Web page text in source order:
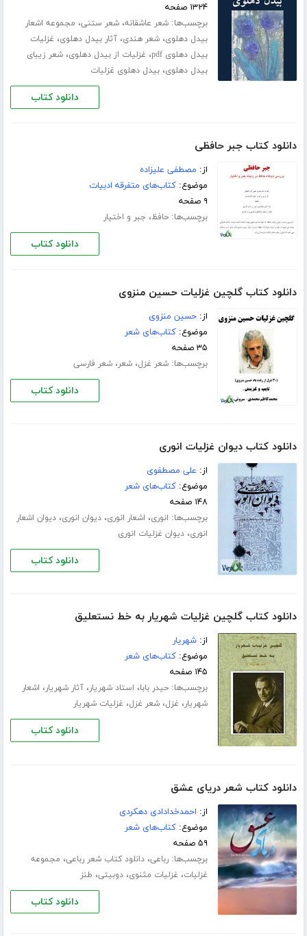
۱۳۲۴ صفحه
برچسب‌ها:شعر عاشقانه،شعر ستنی، مجموعه اشعار
بیدل دهلوی،شعر هندی،آثار بیدل دهلوی، غزلیات
بیدل دهلوی pdf
، غزلیات از بیدل دهلوی،شعر زیبای
بیدل دهلوی،بیدل دهلوی غزلیات
دانلود کتاب
دانلود کتاب جبر حافظی
از: مصطفی علیزاده
موضوع:کتاب‌های متفرقه ادبیات
۹ صفحه
برچسب‌ها:حافظ، جبر و اختیار
دانلود کتاب
دانلود کتاب گلچین غزلیات حسین منزوی
از:حسین منزوی
موضوع:کتاب‌های شعر
۳۵ صفحه
برچسب‌ها:شعر غزل،شعر،شعر فارسی
دانلود کتاب
دانلود کتاب دیوان غزلیات انوری
از: علی مصطفوی
موضوع:کتاب‌های شعر
۱۴۸ صفحه
برچسب‌ها: انوری، اشعار انوری،دیوان انوری،دیوان اشعار
انوری،دیوان غزلیات انوری
دانلود کتاب
دانلود کتاب گلچین غزلیات شهریار به خط نستعلیق
از:شهریار
موضوع:کتاب‌های شعر
۱۴۵ صفحه
برچسب‌ها:حیدر بابا، استاد شهریار،آثار شهریار، اشعار
شهریار، غزل،شعر غزل، غزلیات شهریار
دانلود کتاب
دانلود کتاب شعر دریای عشق
از: احمدخدادادی دهکردی
موضوع:کتاب‌های شعر
۵۹ صفحه
برچسب‌ها:رباعی،دانلود کتاب شعر رباعی، مجموعه
غزلیات، غزلیات مثنوی،دوبیتی، طنز
دانلود کتاب